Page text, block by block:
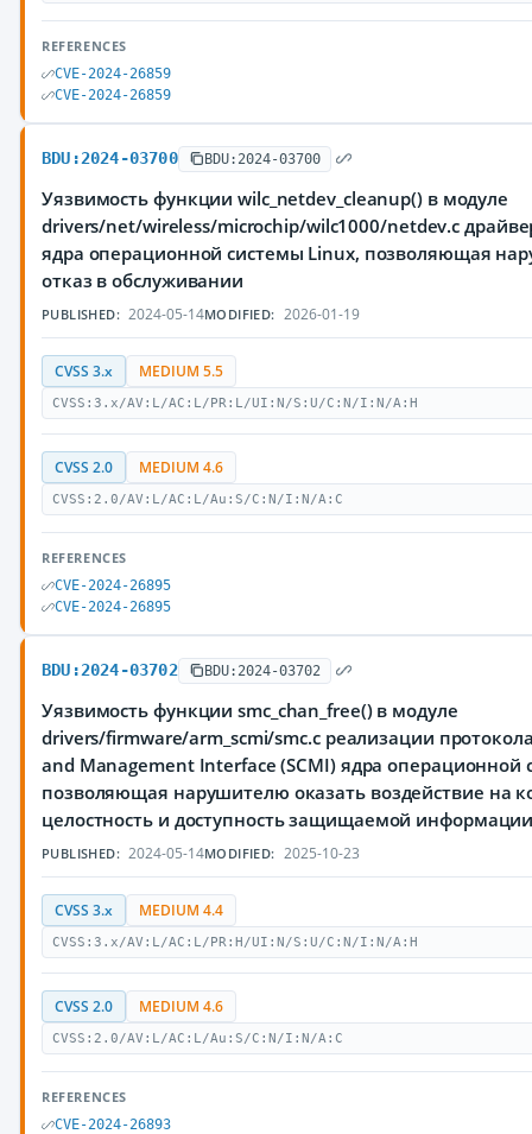
REFERENCES
CVE-2024-26859
CVE-2024-26859
BDU:2024-03700 BDU:2024-03700
Уязвимость функции wilc_netdev_cleanup() в модуле
drivers/net/wireless/microchip/wilc1000/netdev.c
ядра операционной системы Linux, позволяющая
отказ в обслуживании
PUBLISHED: 2024-05-14MODIFIED: 2026-01-19
CVSS 3.x MEDIUM 5.5
CVSS:3.x/AV:L/AC:L/PR:L/UI:N/S:U/C:N/I:N/A:H
CVSS 2.0 MEDIUM 4.6
CVSS:2.0/AV:L/AC:L/Au:S/C:N/I:N/A:C
REFERENCES
CVE-2024-26895
CVE-2024-26895
BDU:2024-03702 BDU:2024-03702
Уязвимость функции smc_chan_free() в модуле
drivers/firmware/arm_scmi/smc.c реализации
and Management Interface (SCMI) ядра операционной
позволяющая нарушителю оказать воздействие на
целостность и доступность защищаемой
PUBLISHED: 2024-05-14MODIFIED: 2025-10-23
CVSS 3.x MEDIUM 4.4
CVSS:3.x/AV:L/AC:L/PR:H/UI:N/S:U/C:N/I:N/A:H
CVSS 2.0 MEDIUM 4.6
CVSS:2.0/AV:L/AC:L/Au:S/C:N/I:N/A:C
REFERENCES
CVE-2024-26893